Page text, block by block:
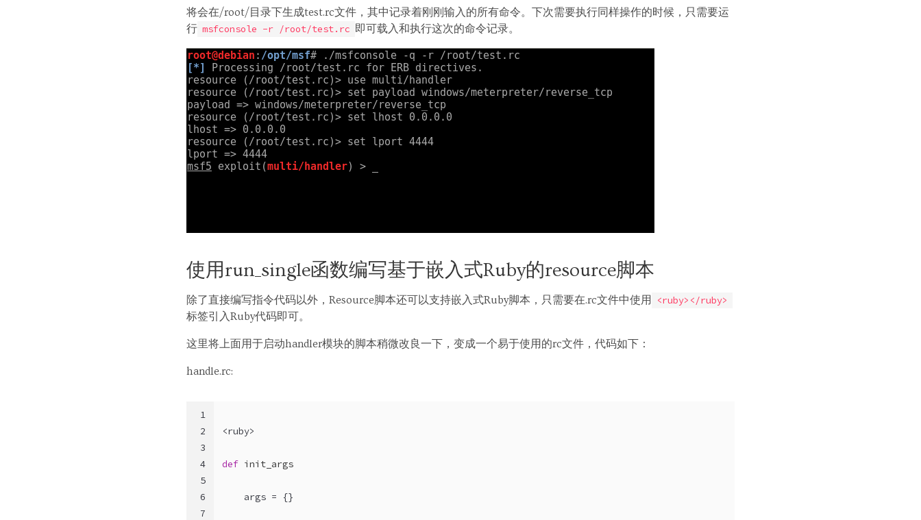
将会在/root/目录下生成test.rc文件，其中记录着刚刚输入的所有命令。下次需要执行同样操作的时候，只需要运
行 msfconsole -r /root/test.rc 即可载入和执行这次的命令记录。
使用run_single函数编写基于嵌入式Ruby的resource脚本
除了直接编写指令代码以外，Resource脚本还可以支持嵌入式Ruby脚本，只需要在.rc文件中使用 <ruby></ruby>
标签引入Ruby代码即可。
这里将上面用于启动handler模块的脚本稍微改良一下，变成一个易于使用的rc文件，代码如下：
handle.rc:
1
2
3
4
5
6
7
<ruby>
def init_args
    args = {}